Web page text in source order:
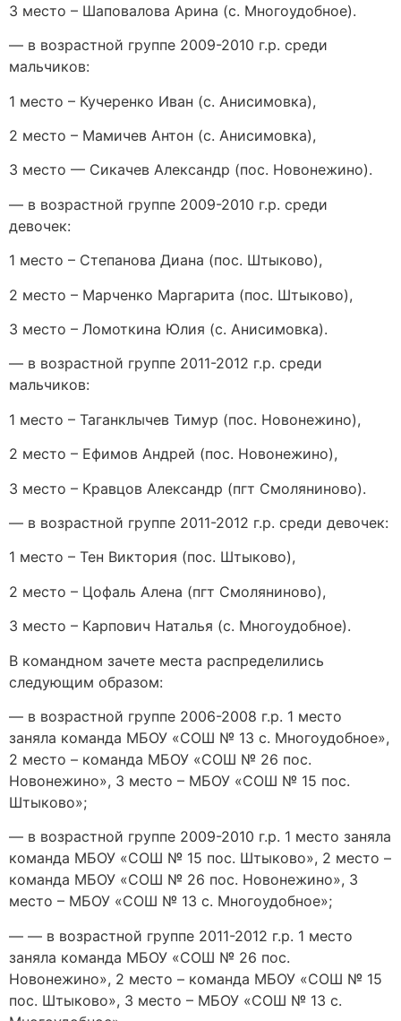
3 место – Шаповалова Арина (с. Многоудобное).
— в возрастной группе 2009-2010 г.р. среди
мальчиков:
1 место – Кучеренко Иван (с. Анисимовка),
2 место – Мамичев Антон (с. Анисимовка),
3 место — Сикачев Александр (пос. Новонежино).
— в возрастной группе 2009-2010 г.р. среди
девочек:
1 место – Степанова Диана (пос. Штыково),
2 место – Марченко Маргарита (пос. Штыково),
3 место – Ломоткина Юлия (с. Анисимовка).
— в возрастной группе 2011-2012 г.р. среди
мальчиков:
1 место – Таганклычев Тимур (пос. Новонежино),
2 место – Ефимов Андрей (пос. Новонежино),
3 место – Кравцов Александр (пгт Смоляниново).
— в возрастной группе 2011-2012 г.р. среди девочек:
1 место – Тен Виктория (пос. Штыково),
2 место – Цофаль Алена (пгт Смоляниново),
3 место – Карпович Наталья (с. Многоудобное).
В командном зачете места распределились
следующим образом:
— в возрастной группе 2006-2008 г.р. 1 место
заняла команда МБОУ «СОШ № 13 с. Многоудобное»,
2 место – команда МБОУ «СОШ № 26 пос.
Новонежино», 3 место – МБОУ «СОШ № 15 пос.
Штыково»;
— в возрастной группе 2009-2010 г.р. 1 место заняла
команда МБОУ «СОШ № 15 пос. Штыково», 2 место –
команда МБОУ «СОШ № 26 пос. Новонежино», 3
место – МБОУ «СОШ № 13 с. Многоудобное»;
— — в возрастной группе 2011-2012 г.р. 1 место
заняла команда МБОУ «СОШ № 26 пос.
Новонежино», 2 место – команда МБОУ «СОШ № 15
пос. Штыково», 3 место – МБОУ «СОШ № 13 с.